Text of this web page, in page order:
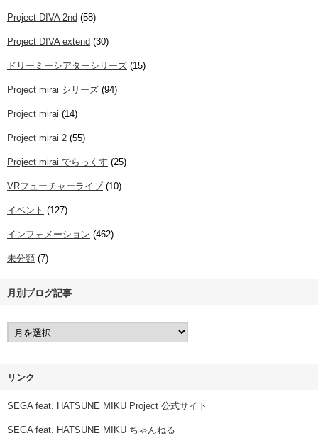
Project DIVA 2nd (58)
Project DIVA extend (30)
ドリーミーシアターシリーズ (15)
Project mirai シリーズ (94)
Project mirai (14)
Project mirai 2 (55)
Project mirai でらっくす (25)
VRフューチャーライブ (10)
イベント (127)
インフォメーション (462)
未分類 (7)
月別ブログ記事
リンク
SEGA feat. HATSUNE MIKU Project 公式サイト
SEGA feat. HATSUNE MIKU ちゃんねる